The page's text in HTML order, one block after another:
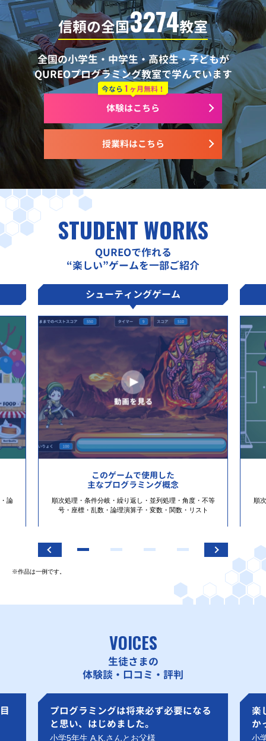
信頼の全国3274教室
全国の小学生・中学生・高校生・子どもが
QUREOプログラミング教室で学んでいます
授業料はこちら
今なら 1 ヶ月無料！
体験はこちら
STUDENT WORKS
QUREOで作れる
“楽しい”ゲームを一部ご紹介
論
シューティングゲーム
このゲームで使用した
主なプログラミング概念
順次処理・条件分岐・繰り返し・並列処理・角度・不等
号・座標・乱数・論理演算子・変数・関数・リスト
順
※作品は一例です。
VOICES
生徒さまの
体験談・口コミ・評判
プログラミングは将来必ず必要になる
と思い、はじめました。
小学5年生 A.K.さんとお父様
楽
か
小